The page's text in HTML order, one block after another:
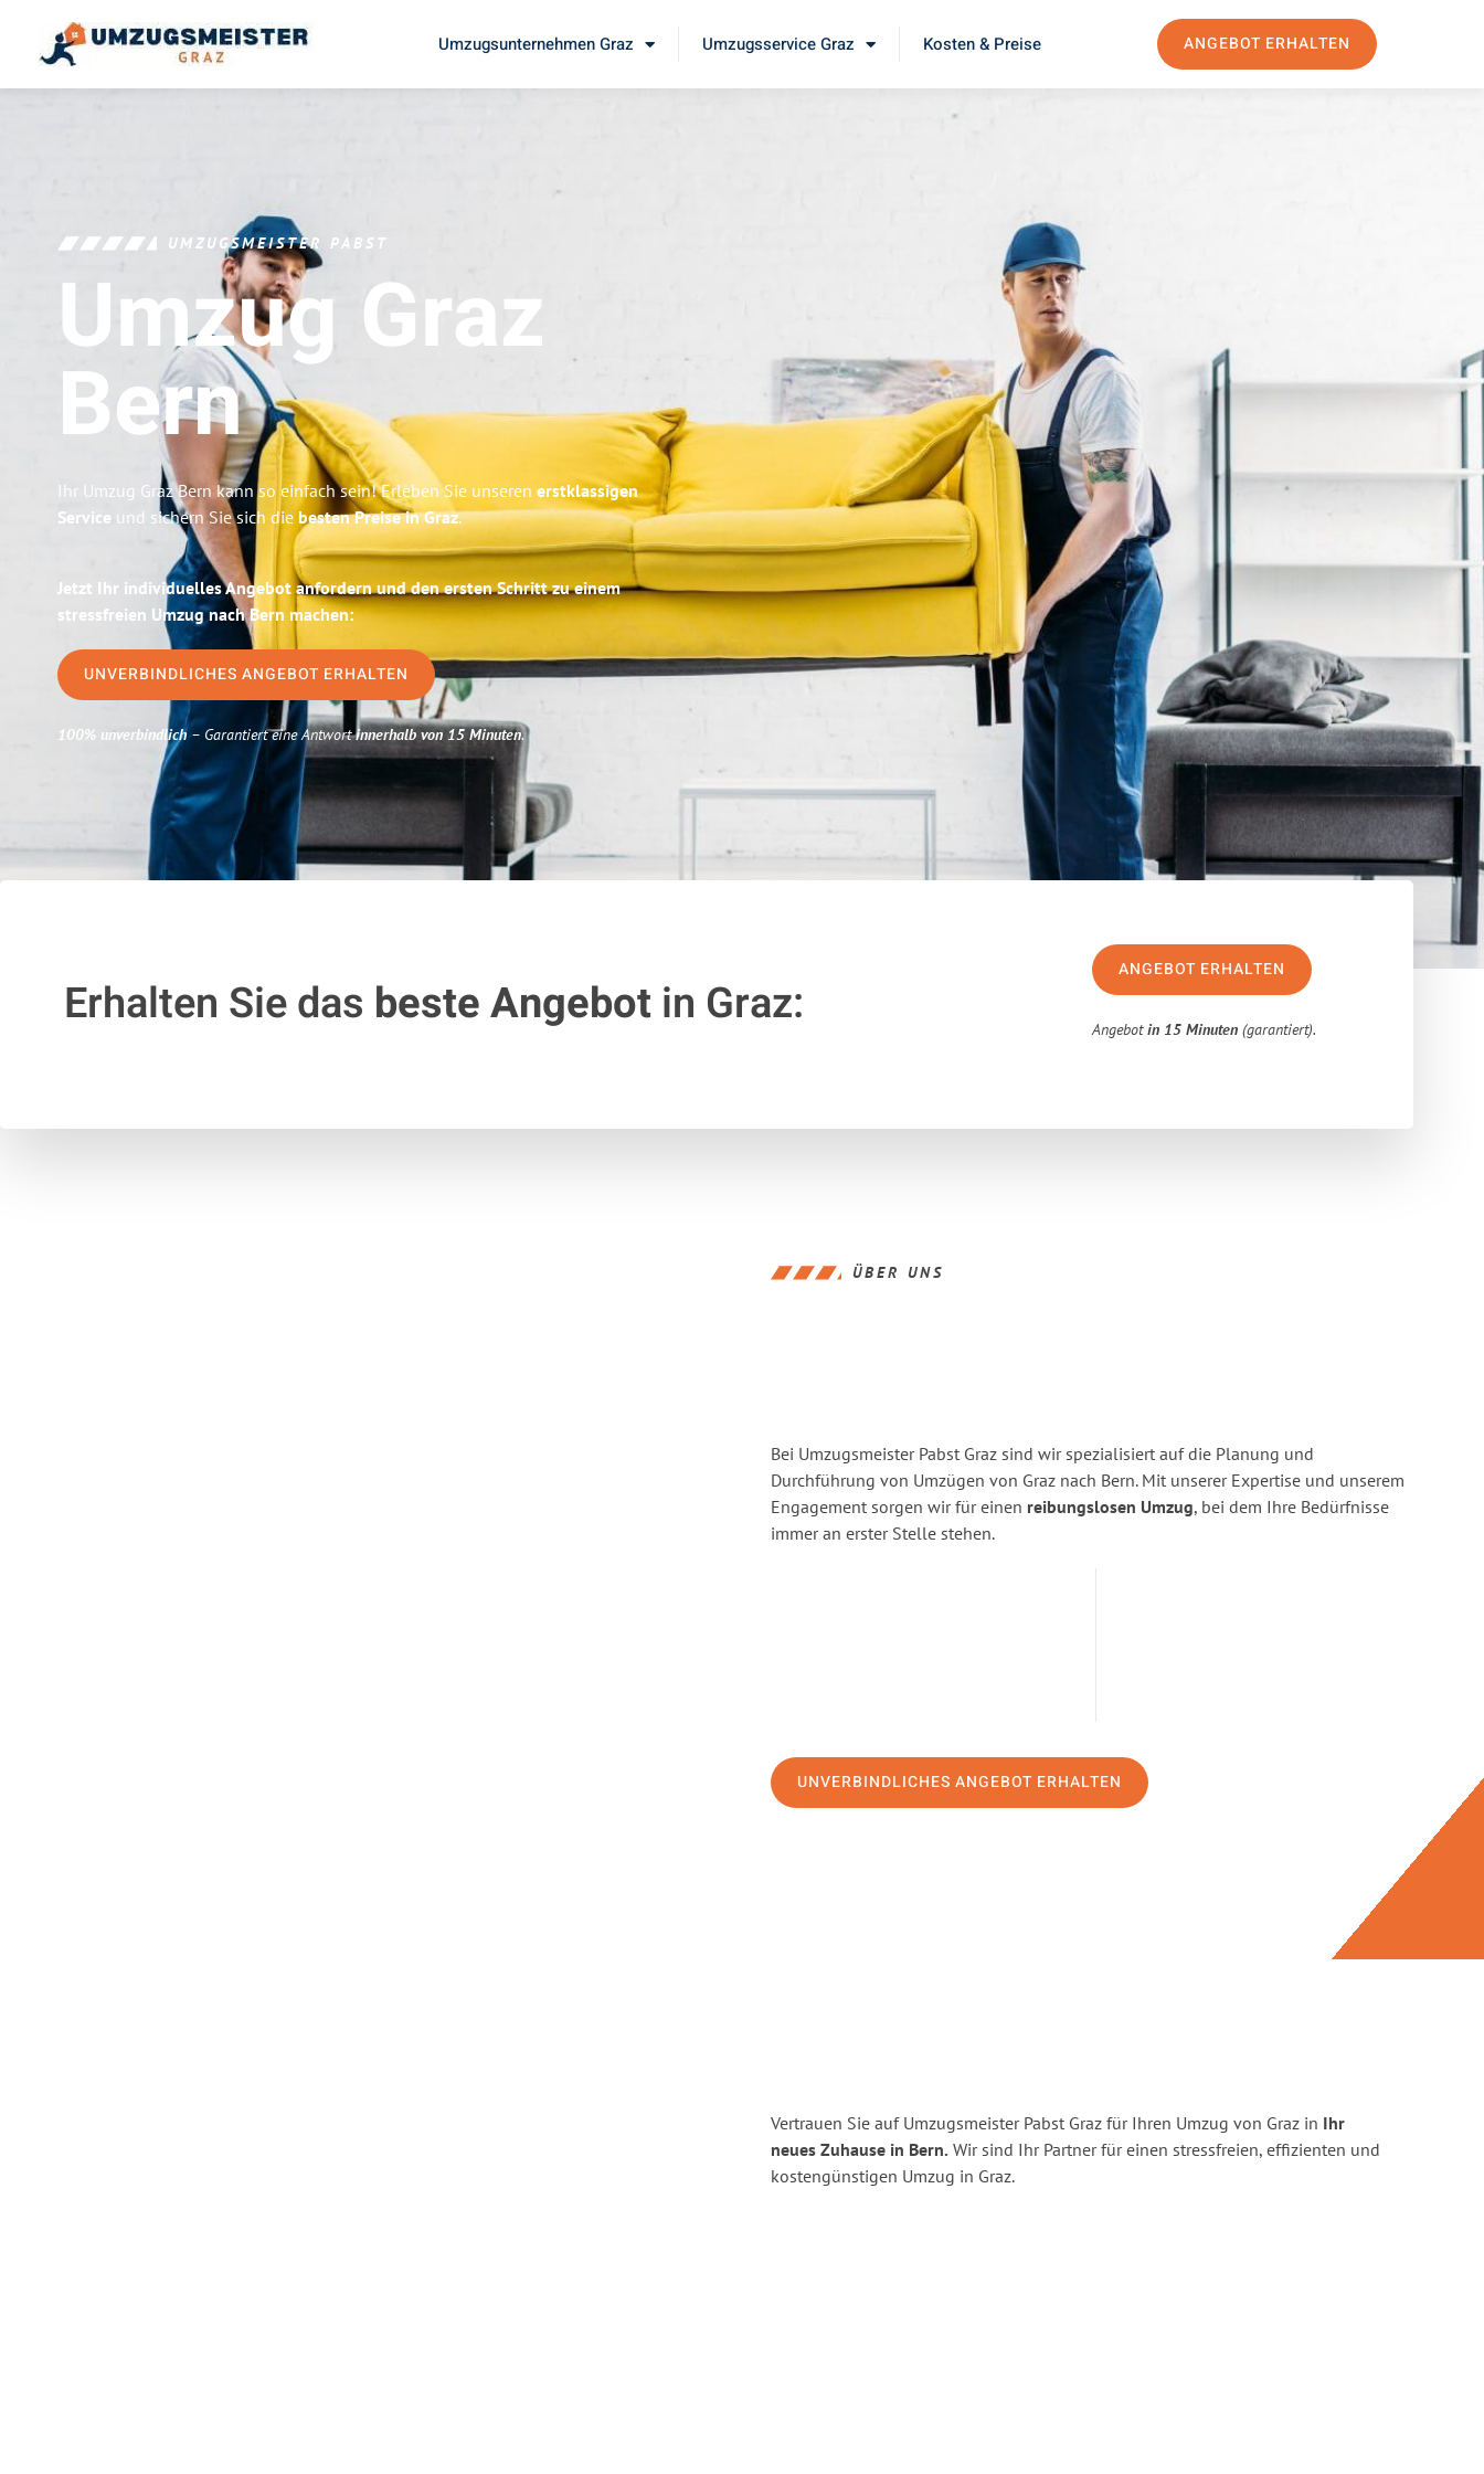
Umzugsunternehmen Graz Umzugsservice Graz Kosten & Preise ANGEBOT ERHALTEN
UMZUGSMEISTER PABST
Umzug Graz
Bern
Ihr Umzug Graz Bern kann so einfach sein! Erleben Sie unseren erstklassigen
Service und sichern Sie sich die besten Preise in Graz.
Jetzt Ihr individuelles Angebot anfordern und den ersten Schritt zu einem
stressfreien Umzug nach Bern machen:
UNVERBINDLICHES ANGEBOT ERHALTEN
100% unverbindlich– Garantiert eine Antwortinnerhalb von 15 Minuten.
Erhalten Sie das beste Angebotin Graz:
ANGEBOT ERHALTEN
Angebotin 15 Minuten (garantiert).
ÜBER UNS
Bei Umzugsmeister Pabst Graz sind wir spezialisiert auf die Planung und
Durchführung von Umzügen von Graz nach Bern. Mit unserer Expertise und unserem
Engagement sorgen wir für einen reibungslosen Umzug, bei dem Ihre Bedürfnisse
immer an erster Stelle stehen.
UNVERBINDLICHES ANGEBOT ERHALTEN
Vertrauen Sie auf Umzugsmeister Pabst Graz für Ihren Umzug von Graz in Ihr
neues Zuhause in Bern. Wir sind Ihr Partner für einen stressfreien, effizienten und
kostengünstigen Umzug in Graz.